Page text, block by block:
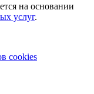
на основании
услуг.
cookies